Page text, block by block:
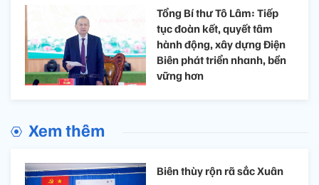
Tổng Bí thư Tô Lâm: Tiếp
tục đoàn kết, quyết tâm
hành động, xây dựng Điện
Biên phát triển nhanh, bền
vững hơn
Xem thêm
Biên thùy rộn rã sắc Xuân